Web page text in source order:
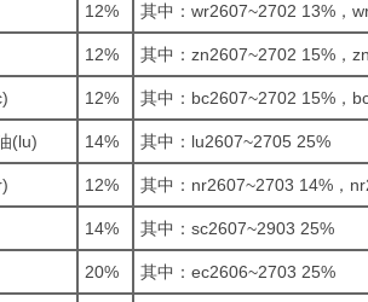
12% 其中：wr2607~2702 13%，
12% 其中：zn2607~2702 15%，
12% 其中：bc2607~2702 15%，
(lu) 14% 其中：lu2607~2705 25%
12% 其中：nr2607~2703 14%，
14% 其中：sc2607~2903 25%
20% 其中：ec2606~2703 25%